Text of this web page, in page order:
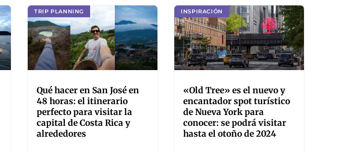
TRIP PLANNING
Qué hacer en San José en
48 horas: el itinerario
perfecto para visitar la
capital de Costa Rica y
alrededores
INSPIRACIÓN
«Old Tree» es el nuevo y
encantador spot turístico
de Nueva York para
conocer: se podrá visitar
hasta el otoño de 2024